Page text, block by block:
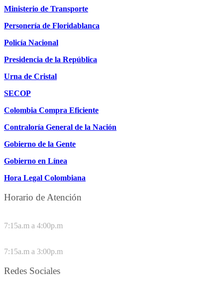
Ministerio de Transporte
Personería de Floridablanca
Policía Nacional
Presidencia de la República
Urna de Cristal
SECOP
Colombia Compra Eficiente
Contraloría General de la Nación
Gobierno de la Gente
Gobierno en Línea
Hora Legal Colombiana
Horario de Atención
7:15a.m a 4:00p.m
7:15a.m a 3:00p.m
Redes Sociales